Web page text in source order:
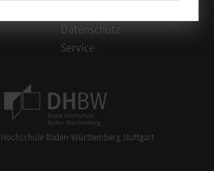
Navigation
Datenschutz
Service
Baden-Württemberg Stuttgart